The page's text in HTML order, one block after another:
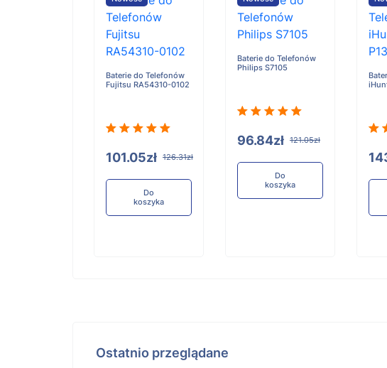
Baterie do Telefonów
Fujitsu RA54310-0102
101.05zł 126.31zł
Do
koszyka
Baterie do Telefonów
Philips S7105
96.84zł 121.05zł
Do
koszyka
Ostatnio przeglądane